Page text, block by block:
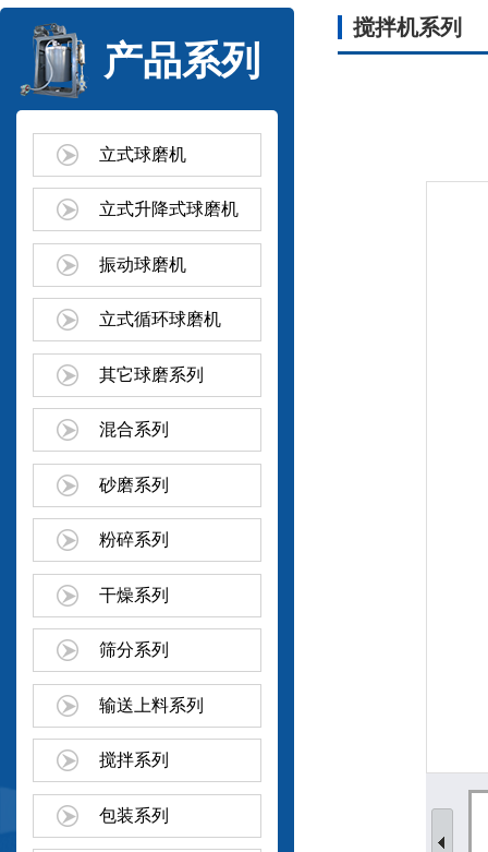
产品系列
立式球磨机
立式升降式球磨机
振动球磨机
立式循环球磨机
其它球磨系列
混合系列
砂磨系列
粉碎系列
干燥系列
筛分系列
输送上料系列
搅拌系列
包装系列
搅拌机系列